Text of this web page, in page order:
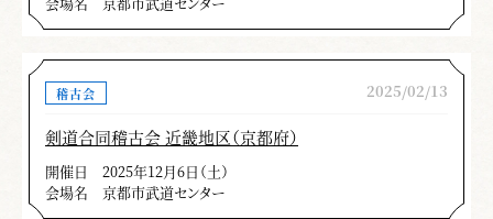
稽古会 2025/02/13
剣道合同稽古会 近畿地区（京都府）
開催日
2025年12月6日（土）
会場名
京都市武道センター